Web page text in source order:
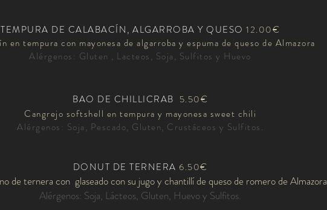
TEMPURA DE CALABACÍN, ALGARROBA Y QUESO 12.00€
en tempura con mayonesa de algarroba y espuma de queso de Almazora
Alérgenos: Gluten , Lacteos, Soja, Sulfitos y Huevo
BAO DE CHILLICRAB 5.50€
Cangrejo softshell en tempura y mayonesa sweet chili
Alérgenos: Soja, Pescado, Gluten, Crustáceos y Sulfitos.
DONUT DE TERNERA 6.50€
de ternera con glaseado con su jugo y chantillí de queso de romero de Almazora
Alérgenos: Soja, Lácteos, Gluten, Huevo y Sulfitos.